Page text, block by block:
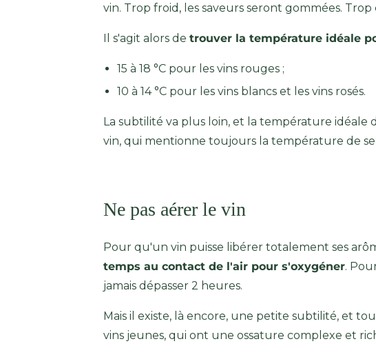
vin. Trop froid, les saveurs seront gommées.
Il s'agit alors de trouver la température idéale
15 à 18 °C pour les vins rouges ;
10 à 14 °C pour les vins blancs et les vins rosés.
La subtilité va plus loin, et la température
vin, qui mentionne toujours la température de
Ne pas aérer le vin
Pour qu'un vin puisse libérer totalement ses
temps au contact de l'air pour s'oxygéner.
jamais dépasser 2 heures.
Mais il existe, là encore, une petite subtilité, et
vins jeunes, qui ont une ossature complexe et